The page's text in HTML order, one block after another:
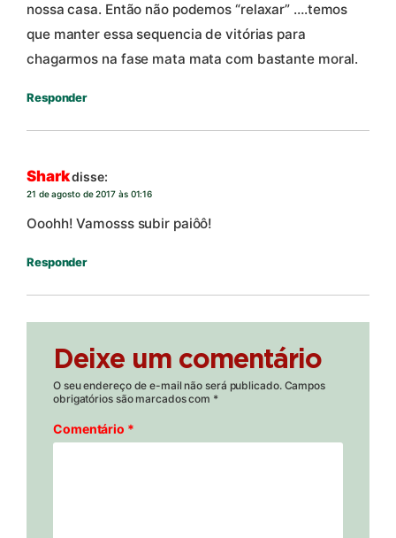
nossa casa. Então não podemos “relaxar” ….temos
que manter essa sequencia de vitórias para
chagarmos na fase mata mata com bastante moral.
Responder
Sharkdisse:
21 de agosto de 2017 às 01:16
Ooohh! Vamosss subir paiôô!
Responder
Deixe um comentário
O seu endereço de e-mail não será publicado. Campos
obrigatórios são marcados com *
Comentário *